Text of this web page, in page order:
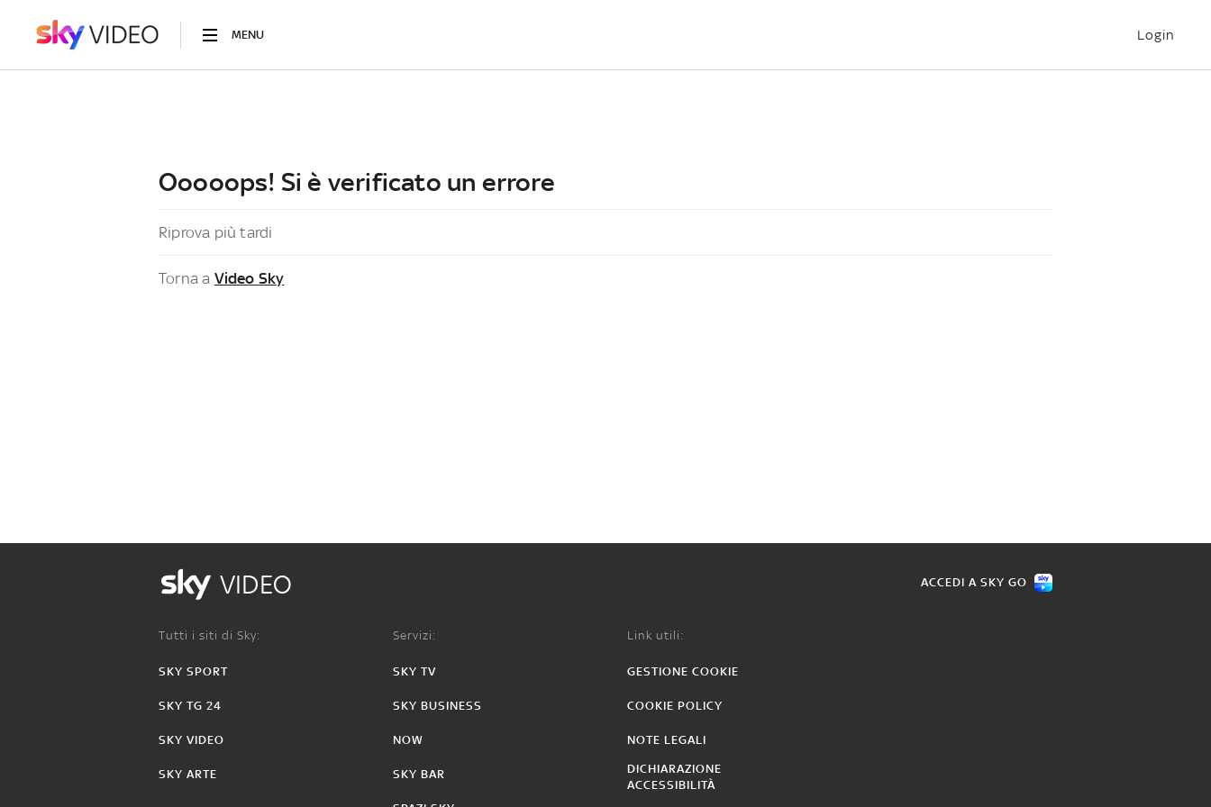
MENU Login
Ooooops! Si è verificato un errore
Riprova più tardi
Torna a Video Sky
VIDEO ACCEDI A SKY GO
Tutti i siti di Sky:
SKY SPORT
SKY TG 24
SKY VIDEO
SKY ARTE
Servizi:
SKY TV
SKY BUSINESS
NOW
SKY BAR
Link utili:
GESTIONE COOKIE
COOKIE POLICY
NOTE LEGALI
DICHIARAZIONE
ACCESSIBILITÀ